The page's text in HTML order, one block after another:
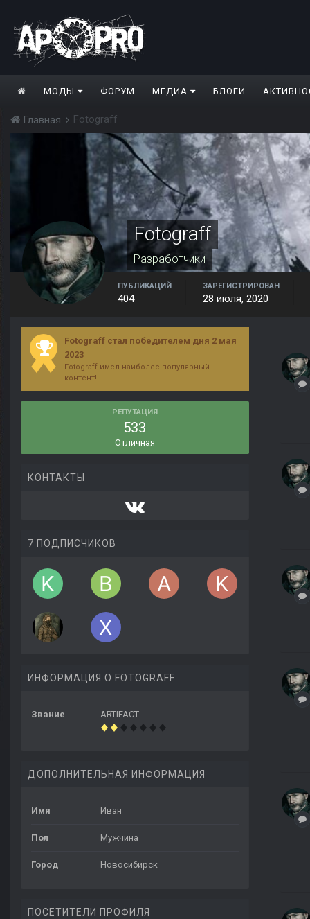
МОДЫ ФОРУМ МЕДИА БЛОГИ
Главная Fotograff
Fotograff
Разработчики
ПУБЛИКАЦИЙ
404
ЗАРЕГИСТРИРОВАН
28 июля, 2020
Fotograff стал победителем дня 2 мая
2023
Fotograff имел наиболее популярный
контент!
РЕПУТАЦИЯ
533
Отличная
КОНТАКТЫ
7 ПОДПИСЧИКОВ
ИНФОРМАЦИЯ О FOTOGRAFF
Звание ARTIFACT
ДОПОЛНИТЕЛЬНАЯ ИНФОРМАЦИЯ
Имя Иван
Пол Мужчина
Город Новосибирск
ПОСЕТИТЕЛИ ПРОФИЛЯ